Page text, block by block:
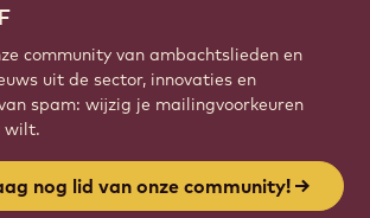
community van ambachtslieden en
uit de sector, innovaties en
spam: wijzig je mailingvoorkeuren
wilt.
nog lid van onze community!